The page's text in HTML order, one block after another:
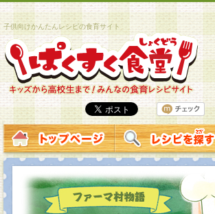
子供向けかんたんレシピの食育サイト